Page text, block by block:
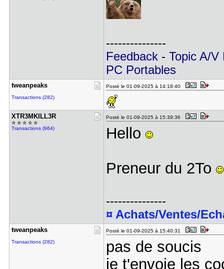
---------------
Feedback- Topic A/V
PC Portables
tweanpeaks
Transactions (282)
Posté le 01-09-2025 à 14:18:40
XTR3MKILL3​R
✮ ✮ ✮ ✮ ✮
Transactions (964)
Posté le 01-09-2025 à 15:39:36
Hello
Preneur du 2To
---------------
¤ Achats/Ventes/
tweanpeaks
Transactions (282)
Posté le 01-09-2025 à 15:40:31
pas de soucis
je t'envoie les